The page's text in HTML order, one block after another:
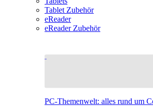
Tablet Zubehör
eReader
eReader Zubehör
PC-Themenwelt: alles rund um